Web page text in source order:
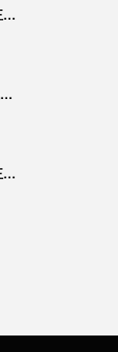
超次元动作 海王星U
超次元：海王星重生1 重制版
超次元大战 海王星VS世嘉硬件女孩